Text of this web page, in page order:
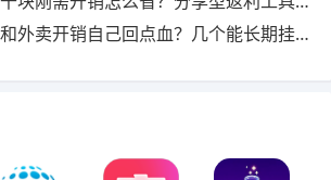
开销自己回点血？几个能长期挂机的返利入口实测